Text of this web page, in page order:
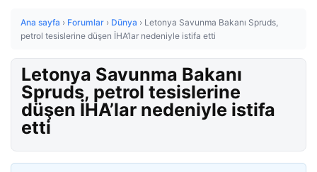
Ana sayfa › Forumlar › Dünya › Letonya Savunma Bakanı Spruds,
petrol tesislerine düşen İHA’lar nedeniyle istifa etti
Letonya Savunma Bakanı
Spruds, petrol tesislerine
düşen İHA’lar nedeniyle istifa
etti